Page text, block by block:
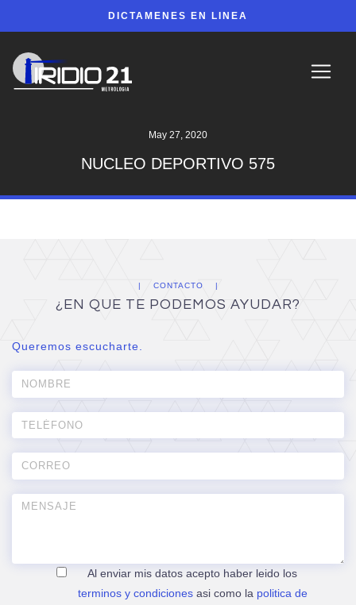
DICTAMENES EN LINEA
May 27, 2020
NUCLEO DEPORTIVO 575
CONTACTO
¿EN QUE TE PODEMOS AYUDAR?
Queremos escucharte.
Al enviar mis datos acepto haber leido los
terminos y condicionesasi como la politica de